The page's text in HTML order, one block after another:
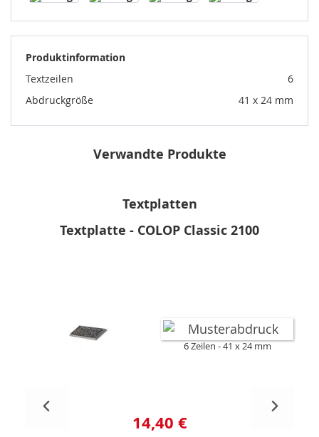
Produktinformation
Textzeilen
6
Abdruckgröße
41 x 24 mm
Verwandte Produkte
Textplatten
Textplatte - COLOP Classic 2100
6 Zeilen 41 x 24 mm
14,40 €